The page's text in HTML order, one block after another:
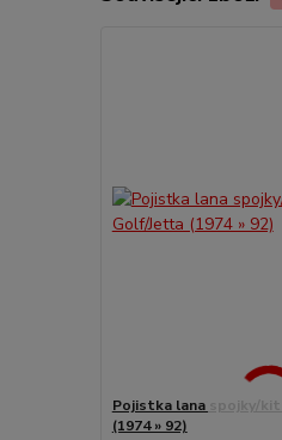
Pojistka lana spojky/
(1974 » 92)